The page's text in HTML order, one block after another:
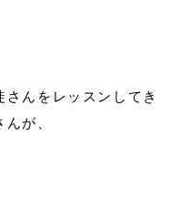
んをレッスンしてき
が、